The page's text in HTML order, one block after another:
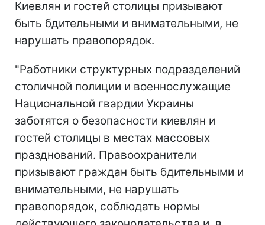
Киевлян и гостей столицы призывают
быть бдительными и внимательными, не
нарушать правопорядок.
"Работники структурных подразделений
столичной полиции и военнослужащие
Национальной гвардии Украины
заботятся о безопасности киевлян и
гостей столицы в местах массовых
празднований. Правоохранители
призывают граждан быть бдительными и
внимательными, не нарушать
правопорядок, соблюдать нормы